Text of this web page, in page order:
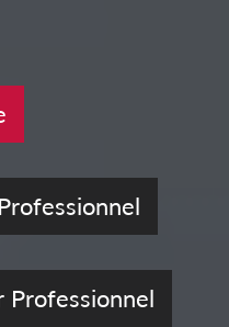
Professionnel